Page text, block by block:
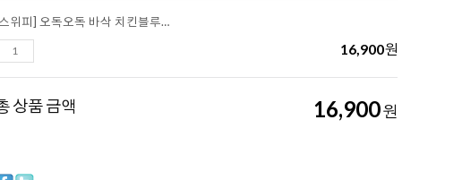
[스위피] 오독오독 바삭 치킨블루베리
16,900원
상품 금액 16,900원